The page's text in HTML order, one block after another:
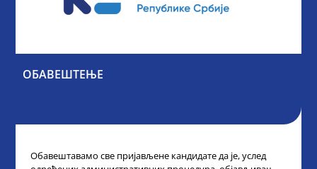
ОБАВЕШТЕЊЕ
Обавештавамо све пријављене кандидате да је, услед